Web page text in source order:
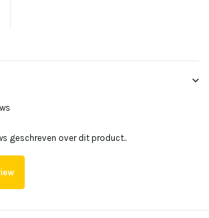
geschreven over dit product..